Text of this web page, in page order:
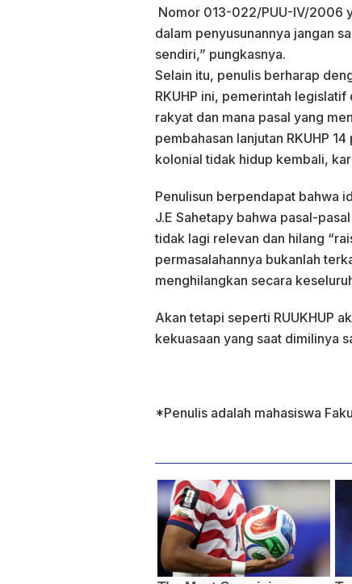
Nomor 013-022/PUU-IV/2006
dalam penyusunannya jangan
sendiri,” pungkasnya.
Selain itu, penulis berharap
RKUHP ini, pemerintah
rakyat dan mana pasal yang
pembahasan lanjutan RKUHP
kolonial tidak hidup kembali,
Penulisun berpendapat bahwa
J.E Sahetapy bahwa pasal-
tidak lagi relevan dan hilang
permasalahannya bukanlah
menghilangkan secara
Akan tetapi seperti RUUKHUP
kekuasaan yang saat dimilinya
*Penulis adalah mahasiswa